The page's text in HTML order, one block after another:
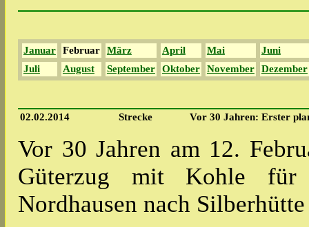
Januar Februar März April Mai
Juni
Juli
August September Oktober November Dezember
02.02.2014 Strecke Vor 30 Jahren: Erster
Vor 30 Jahren am 12.
Güterzug mit Kohle für
Nordhausen nach